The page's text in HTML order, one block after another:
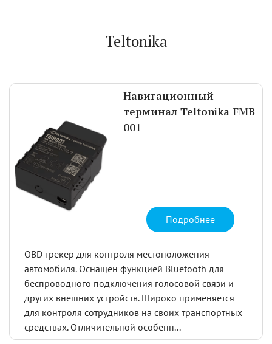
Teltonika
Навигационный
терминал Teltonika FMB
001
Подробнее
OBD трекер для контроля местоположения
автомобиля. Оснащен функцией Bluetooth для
беспроводного подключения голосовой связи и
других внешних устройств. Широко применяется
для контроля сотрудников на своих транспортных
средствах. Отличительной особенн...